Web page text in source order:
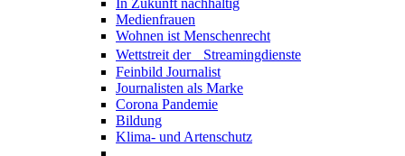
In Zukunft nachhaltig
Medienfrauen
Wohnen ist Menschenrecht
Wettstreit der Streamingdienste
Feinbild Journalist
Journalisten als Marke
Corona Pandemie
Bildung
Klima- und Artenschutz